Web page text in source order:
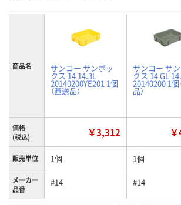
商品名 サンコー サンボッ
クス 14 14.3L
20140200YE201 1個
（直送品）
サンコー サ
クス 14 GL
20140200 1個
品）
価格
(税込)
￥3,312
販売単位 1個 1個
メーカー
品番
#14 #14